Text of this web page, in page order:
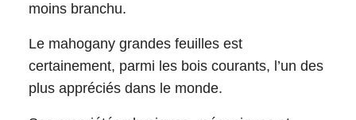
moins branchu.
Le mahogany grandes feuilles est
certainement, parmi les bois courants, l’un des
plus appréciés dans le monde.